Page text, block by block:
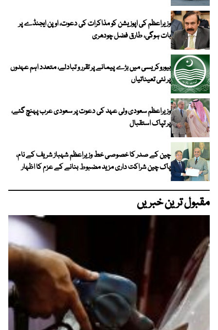
وزیراعظم کی اپوزیشن کو مذاکرات کی دعوت، اوپن ایجنڈے پر
بات ہوگی، طارق فضل چودھری
بیوروکریسی میں بڑے پیمانے پر تقرر و تبادلے، متعدد اہم عہدوں
پر نئی تعیناتیاں
وزیراعظم سعودی ولی عہد کی دعوت پر سعودی عرب پہنچ گئے،
پر تپاک استقبال
چین کے صدر کا خصوصی خط وزیراعظم شہباز شریف کے نام،
پاک چین شراکت داری مزید مضبوط بنانے کے عزم کا اظہار
مقبول ترین خبریں